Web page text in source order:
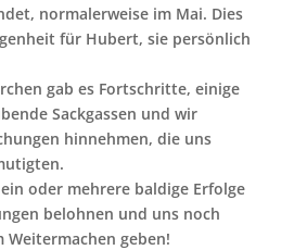
normalerweise im Mai. Dies
für Hubert, sie persönlich
gab es Fortschritte, einige
Sackgassen und wir
hinnehmen, die uns
oder mehrere baldige Erfolge
belohnen und uns noch
Weitermachen geben!